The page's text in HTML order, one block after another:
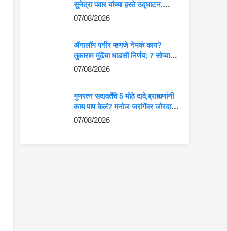
सुनेत्रा पवार यांच्या हस्ते उद्घाटन,
आदिवासी कलेला मोठे व्यासपीठ
07/08/2026
ॲनालॉग पनीर म्हणजे नेमकं काय?
तुकाराम मुंढेंचा धाडसी निर्णय; 7 सोप्या
मार्गांनी ओळखा अस्सल की बनावट पनीर
07/08/2026
गुणरत्न सदावर्तेंचे 5 मोठे दावे,ब्राह्मणांनी
काय पाप केलं? मनोज जरांगेंवर जोरदार
टीका
07/08/2026